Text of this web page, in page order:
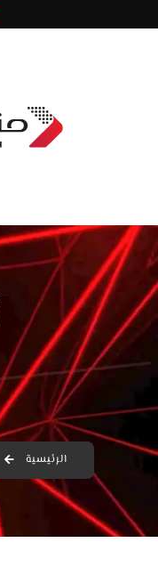
الرئيسية